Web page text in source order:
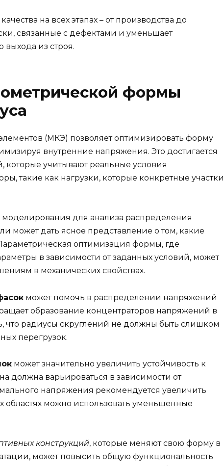
на всех этапах – от производства до
связанные с дефектами и уменьшает
выхода из строя.
формы
(МКЭ) позволяет оптимизировать форму
внутренние напряжения. Это достигается
которые учитывают реальные условия
такие как нагрузки, которые конкретные участки
для анализа распределения
может дать ясное представление о том, какие
оптимизация формы, где
в зависимости от заданных условий, может
в механических свойствах.
может помочь в распределении напряжений
образование концентраторов напряжений в
что радиусы скруглений не должны быть слишком
перегрузок.
может значительно увеличить устойчивость к
должна варьироваться в зависимости от
напряжения рекомендуется увеличить
областях можно использовать уменьшенные
конструкций, которые меняют свою форму в
может повысить общую функциональность